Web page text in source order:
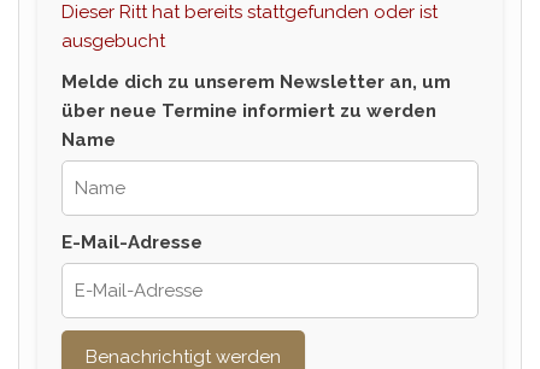
Dieser Ritt hat bereits stattgefunden oder ist
ausgebucht
Melde dich zu unserem Newsletter an, um
über neue Termine informiert zu werden
Name
E-Mail-Adresse
Benachrichtigt werden